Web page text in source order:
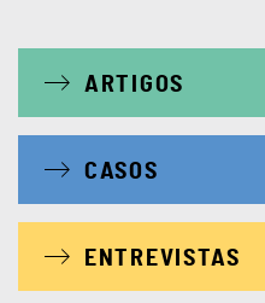
ARTIGOS
CASOS
ENTREVISTAS